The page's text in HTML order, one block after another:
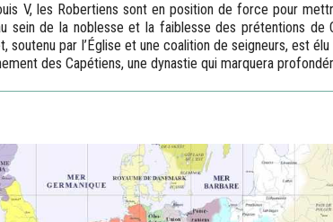
V, les Robertiens sont en position de force pour
sein de la noblesse et la faiblesse des prétentions de
soutenu par l’Église et une coalition de seigneurs, est
des Capétiens, une dynastie qui marquera